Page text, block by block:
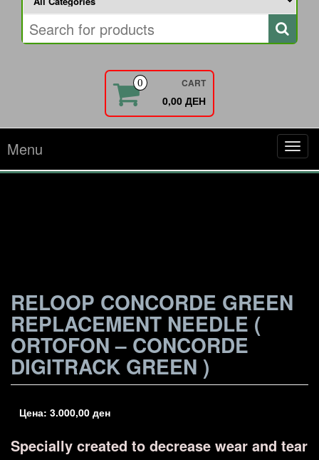
0 CART
0,00 ДЕН
Menu
RELOOP CONCORDE GREEN
REPLACEMENT NEEDLE (
ORTOFON – CONCORDE
DIGITRACK GREEN )
Цена: 3.000,00 ден
Specially created to decrease wear and tear